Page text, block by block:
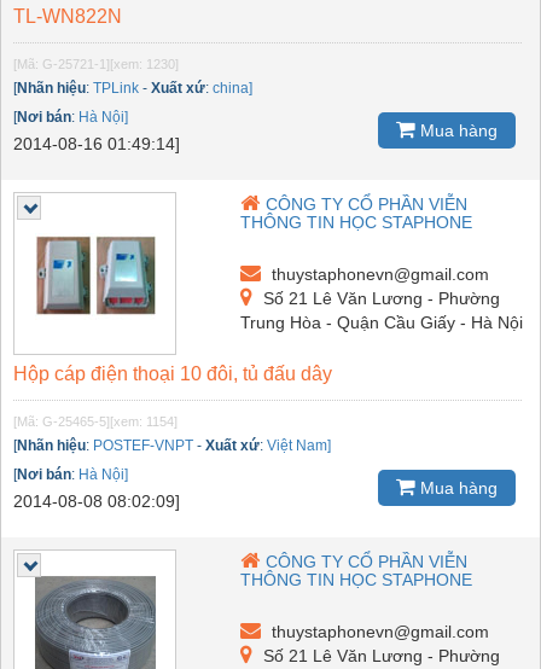
TL-WN822N
[Mã: G-25721-1] [xem: 1230]
[Nhãn hiệu: TPLink - Xuất xứ: china]
[Nơi bán: Hà Nội]
2014-08-16 01:49:14]
Mua hàng
CÔNG TY CỔ PHẦN VIỄN
THÔNG TIN HỌC STAPHONE
thuystaphonevn@gmail.com
Số 21 Lê Văn Lương - Phường
Trung Hòa - Quận Cầu Giấy - Hà Nội
Hộp cáp điện thoại 10 đôi, tủ đấu dây
[Mã: G-25465-5] [xem: 1154]
[Nhãn hiệu: POSTEF-VNPT - Xuất xứ: Việt Nam]
[Nơi bán: Hà Nội]
2014-08-08 08:02:09]
Mua hàng
CÔNG TY CỔ PHẦN VIỄN
THÔNG TIN HỌC STAPHONE
thuystaphonevn@gmail.com
Số 21 Lê Văn Lương - Phường